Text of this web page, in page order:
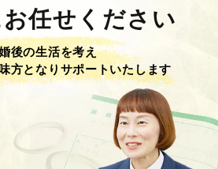
任せください
後の生活を考え
方となりサポートいたします